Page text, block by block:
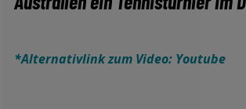
*Alternativlink zum Video: Youtube